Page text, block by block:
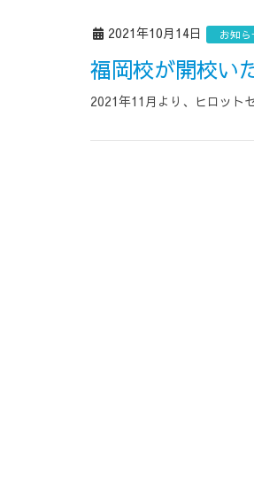
2021年10月14日 お知ら
福岡校が開校い
2021年11月より、ヒロット